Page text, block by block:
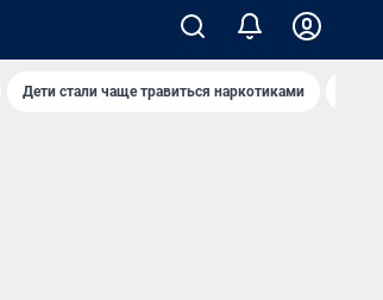
Дети стали чаще травиться наркотиками